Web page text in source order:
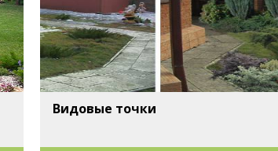
Видовые точки